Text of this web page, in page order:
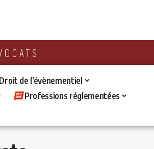
de l’évènementiel
Professions réglementées